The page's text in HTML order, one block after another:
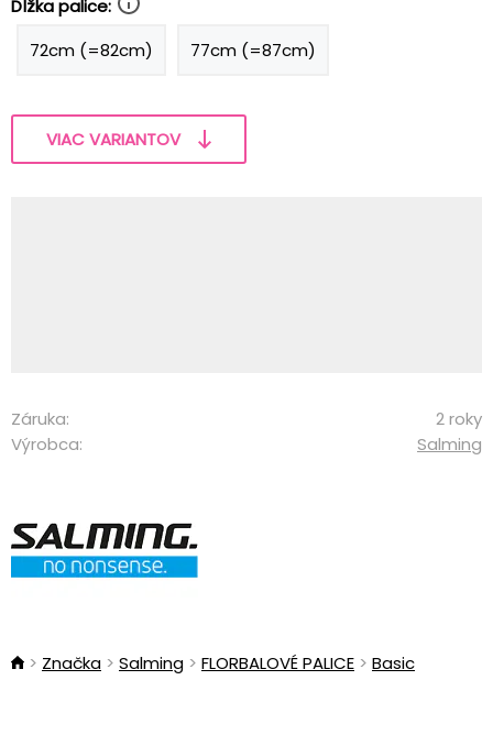
Dĺžka palice:
72cm (=82cm)
77cm (=87cm)
VIAC VARIANTOV
Záruka:
2 roky
Výrobca:
Salming
Značka Salming FLORBALOVÉ PALICE Basic